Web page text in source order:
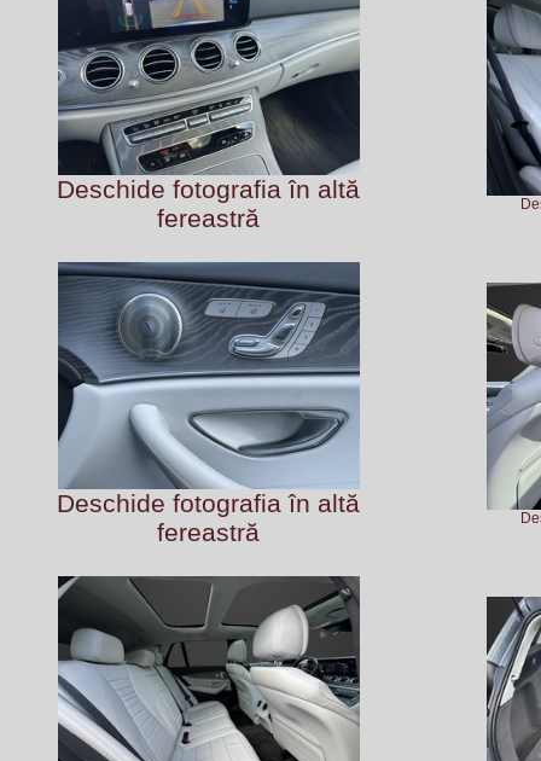
Deschide fotografia în altă
fereastră
Deschide fotografia în altă
fereastră